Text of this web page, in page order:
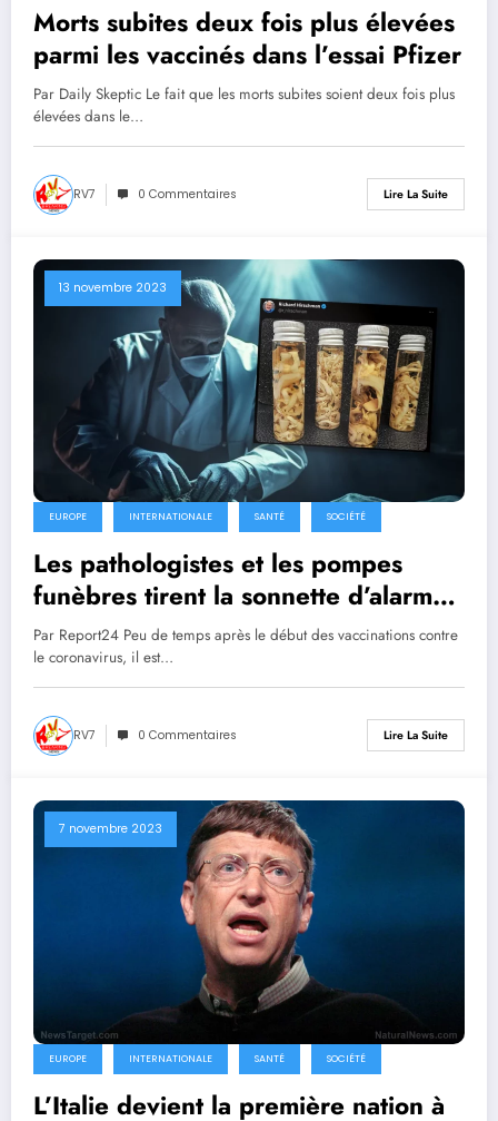
Morts subites deux fois plus élevées
parmi les vaccinés dans l’essai Pfizer
Par Daily Skeptic Le fait que les morts subites soient deux fois plus
élevées dans le…
RV7 0 Commentaires Lire La Suite
13 novembre 2023
EUROPE INTERNATIONALE SANTÉ SOCIÉTÉ
Les pathologistes et les pompes
funèbres tirent la sonnette d’alarme :
les corps des défunts sont remplis
de caillots anormaux depuis 2021
Par Report24 Peu de temps après le début des vaccinations contre
le coronavirus, il est…
RV7 0 Commentaires Lire La Suite
7 novembre 2023
EUROPE INTERNATIONALE SANTÉ SOCIÉTÉ
L’Italie devient la première nation à